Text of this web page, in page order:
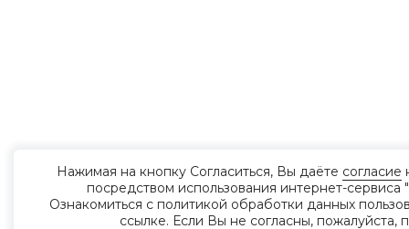
Нажимая на кнопку Согласиться, Вы даёте согласие
посредством использования интернет-сервиса
Ознакомиться с политикой обработки данных
ссылке. Если Вы не согласны, пожалуйста,